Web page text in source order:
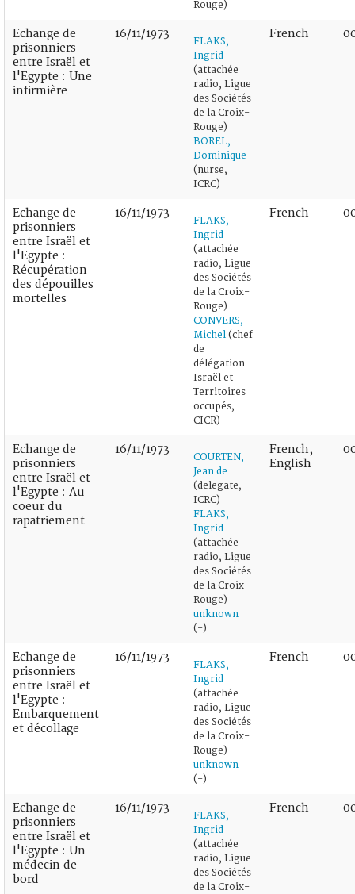
Rouge)
Echange de
prisonniers
entre Israël et
l'Egypte : Une
infirmière
16/11/1973
FLAKS,
Ingrid
(attachée
radio, Ligue
des Sociétés
de la Croix-
Rouge)
BOREL,
Dominique
(nurse,
ICRC)
French
Echange de
prisonniers
entre Israël et
l'Egypte :
Récupération
des dépouilles
mortelles
16/11/1973
FLAKS,
Ingrid
(attachée
radio, Ligue
des Sociétés
de la Croix-
Rouge)
CONVERS,
Michel (chef
de
délégation
Israël et
Territoires
occupés,
CICR)
French
Echange de
prisonniers
entre Israël et
l'Egypte : Au
coeur du
rapatriement
16/11/1973
COURTEN,
Jean de
(delegate,
ICRC)
FLAKS,
Ingrid
(attachée
radio, Ligue
des Sociétés
de la Croix-
Rouge)
unknown
(-)
French,
English
Echange de
prisonniers
entre Israël et
l'Egypte :
Embarquement
et décollage
16/11/1973
FLAKS,
Ingrid
(attachée
radio, Ligue
des Sociétés
de la Croix-
Rouge)
unknown
(-)
French
Echange de
prisonniers
entre Israël et
l'Egypte : Un
médecin de
bord
16/11/1973
FLAKS,
Ingrid
(attachée
radio, Ligue
des Sociétés
de la Croix-
French